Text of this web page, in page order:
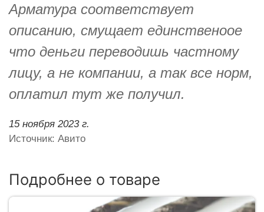
Арматура соответствует
описанию, смущает единственоое
что деньги переводишь частному
лицу, а не компании, а так все норм,
оплатил тут же получил.
15 ноября 2023 г.
Источник: Авито
Подробнее о товаре